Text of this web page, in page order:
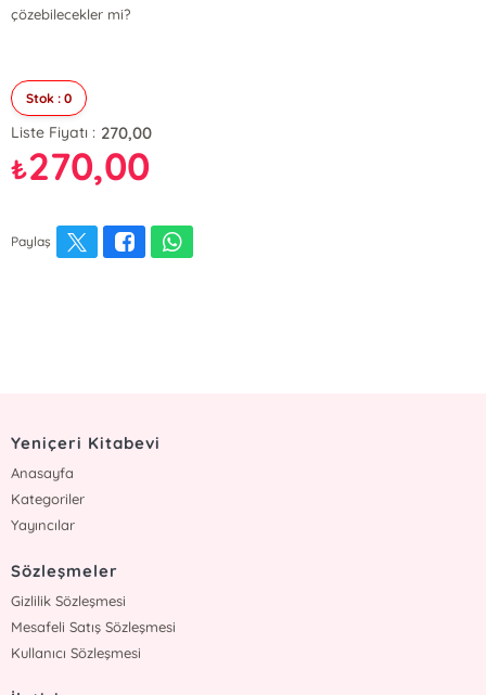
çözebilecekler mi?
Stok : 0
Liste Fiyatı : 270,00
₺270,00
Paylaş
Yeniçeri Kitabevi
Anasayfa
Kategoriler
Yayıncılar
Sözleşmeler
Gizlilik Sözleşmesi
Mesafeli Satış Sözleşmesi
Kullanıcı Sözleşmesi